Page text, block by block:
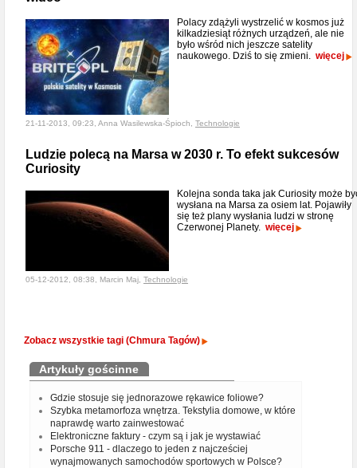
Polacy zdążyli wystrzelić w kosmos już
kilkadziesiąt różnych urządzeń, ale nie
było wśród nich jeszcze satelity
naukowego. Dziś to się zmieni. więcej
21-11-2013, 09:23, Anna Wasilewska-Śpioch, Technologie
Ludzie polecą na Marsa w 2030 r. To efekt sukcesów
Curiosity
Kolejna sonda taka jak Curiosity może
wysłana na Marsa za osiem lat. Pojawiły
się też plany wysłania ludzi w stronę
Czerwonej Planety. więcej
05-12-2012, 08:38, Marcin Maj, Technologie
Zobacz wszystkie tagi (Chmura Tagów)
Artykuły gościnne
Gdzie stosuje się jednorazowe rękawice foliowe?
Szybka metamorfoza wnętrza. Tekstylia domowe, w które
naprawdę warto zainwestować
Elektroniczne faktury - czym są i jak je wystawiać
Porsche 911 - dlaczego to jeden z najcześciej
wynajmowanych samochodów sportowych w Polsce?